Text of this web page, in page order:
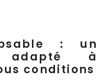
: un
adapté à
conditions